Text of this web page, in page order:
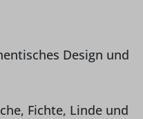
Design und
Fichte, Linde und